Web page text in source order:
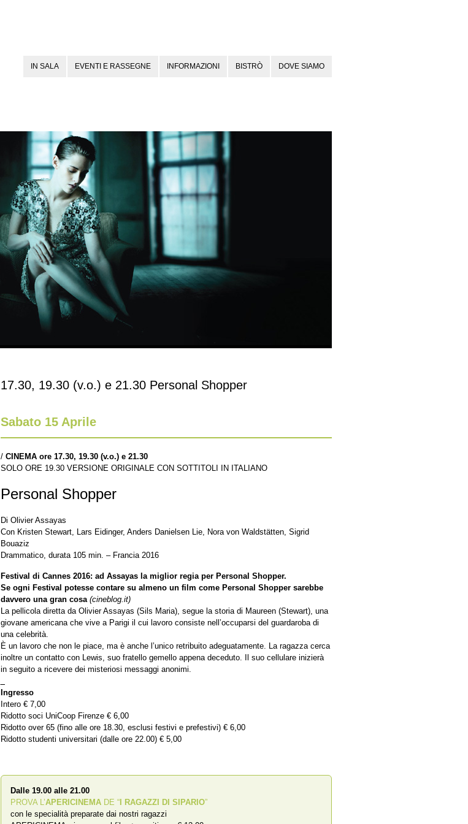
IN SALA EVENTI E RASSEGNE INFORMAZIONI BISTRÒ DOVE SIAMO
17.30, 19.30 (v.o.) e 21.30 Personal Shopper
Sabato 15 Aprile
/ CINEMA ore 17.30, 19.30 (v.o.) e 21.30
SOLO ORE 19.30 VERSIONE ORIGINALE CON SOTTITOLI IN ITALIANO
Personal Shopper
Di Olivier Assayas
Con Kristen Stewart, Lars Eidinger, Anders Danielsen Lie, Nora von Waldstätten, Sigrid
Bouaziz
Drammatico, durata 105 min. – Francia 2016
Festival di Cannes 2016: ad Assayas la miglior regia per Personal Shopper.
Se ogni Festival potesse contare su almeno un film come Personal Shopper sarebbe
davvero una gran cosa(cineblog.it)
La pellicola diretta da Olivier Assayas (Sils Maria), segue la storia di Maureen (Stewart), una
giovane americana che vive a Parigi il cui lavoro consiste nell’occuparsi del guardaroba di
una celebrità.
È un lavoro che non le piace, ma è anche l’unico retribuito adeguatamente. La ragazza cerca
inoltre un contatto con Lewis, suo fratello gemello appena deceduto. Il suo cellulare inizierà
in seguito a ricevere dei misteriosi messaggi anonimi.
Ingresso
Intero € 7,00
Ridotto soci UniCoop Firenze € 6,00
Ridotto over 65 (fino alle ore 18.30, esclusi festivi e prefestivi) € 6,00
Ridotto studenti universitari (dalle ore 22.00) € 5,00
Dalle 19.00 alle 21.00
PROVA L’APERICINEMA DE “ I RAGAZZI DI SIPARIO”
con le specialità preparate dai nostri ragazzi